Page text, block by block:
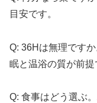
目安です。
Q: 36Hは無理です
眠と温浴の質が前提
Q: 食事はどう選ぶ